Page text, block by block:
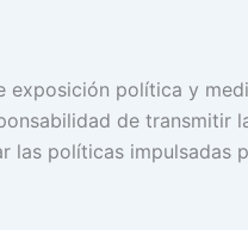
exposición política y
de transmitir
las políticas impulsadas